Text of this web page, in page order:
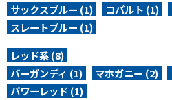
サックスブルー (1)
コバルト (1)
スレートブルー (1)
レッド系 (8)
バーガンディ (1)
マホガニー (2)
パワーレッド (1)